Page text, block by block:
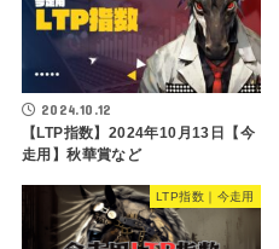
2024.10.12
【LTP指数】2024年10月13日【今
走用】秋華賞など
LTP指数｜今走用